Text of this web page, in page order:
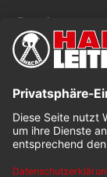
Service
* Alle